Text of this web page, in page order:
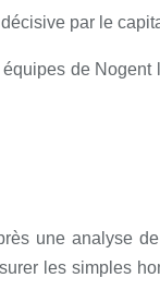
par le
de
une analyse
les simples